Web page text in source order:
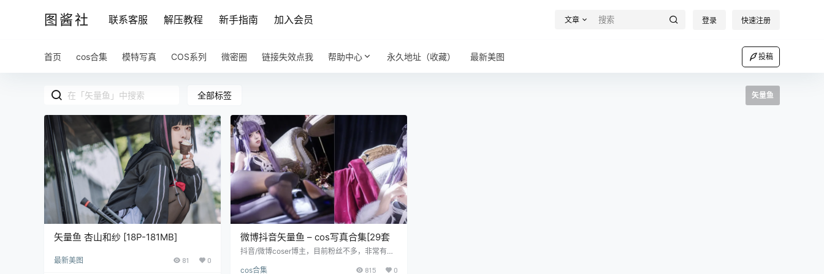
图酱社 联系客服 解压教程 新手指南 加入会员 文章 登录 快速注册
首页 cos合集 模特写真 COS系列 微密圈 链接失效点我 帮助中心 永久地址（收藏） 最新美图 投稿
全部标签 矢量鱼
矢量鱼 杏山和纱 [18P-181MB]
最新美图 81 0
微博抖音矢量鱼 – cos写真合集[29套
抖音/微博coser博主，目前粉丝不多，非常有潜
多多支持本人~ 矢量鱼 NO.001 桐生桔梗 [28P-
cos合集 815 0